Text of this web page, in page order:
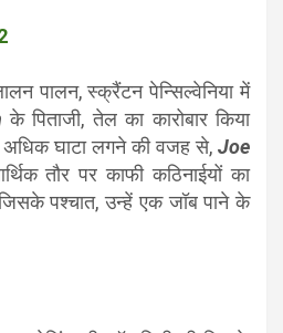
पालन, स्क्रैंटन पेन्सिल्वेनिया में
के पिताजी, तेल का कारोबार किया
घाटा लगने की वजह से, Joe
तौर पर काफी कठिनाईयों का
पश्चात, उन्हें एक जॉब पाने के